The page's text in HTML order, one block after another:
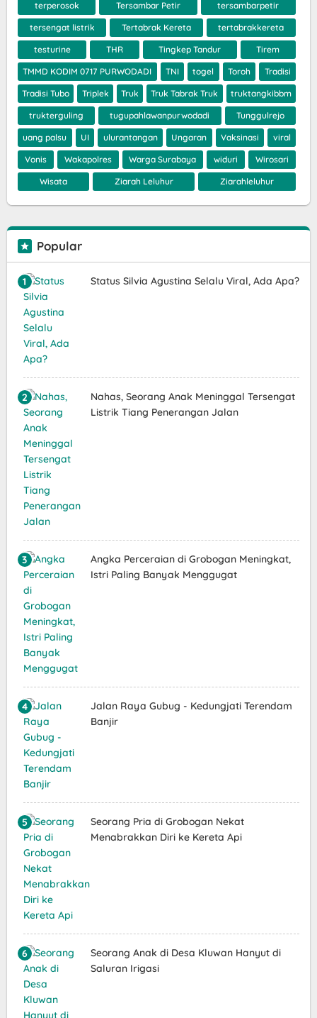
terperosok Tersambar Petir tersambarpetir
tersengat listrik Tertabrak Kereta tertabrakkereta
testurine THR Tingkep Tandur Tirem
TMMD KODIM 0717 PURWODADI TNI togel Toroh Tradisi
Tradisi Tubo Triplek Truk Truk Tabrak Truk truktangkibbm
trukterguling tugupahlawanpurwodadi Tunggulrejo
uang palsu UI ulurantangan Ungaran Vaksinasi viral
Vonis Wakapolres Warga Surabaya widuri Wirosari
Wisata Ziarah Leluhur Ziarahleluhur
Popular
Status Silvia Agustina Selalu Viral, Ada Apa?
Nahas, Seorang Anak Meninggal Tersengat
Listrik Tiang Penerangan Jalan
Angka Perceraian di Grobogan Meningkat,
Istri Paling Banyak Menggugat
Jalan Raya Gubug - Kedungjati Terendam
Banjir
Seorang Pria di Grobogan Nekat
Menabrakkan Diri ke Kereta Api
Seorang Anak di Desa Kluwan Hanyut di
Saluran Irigasi